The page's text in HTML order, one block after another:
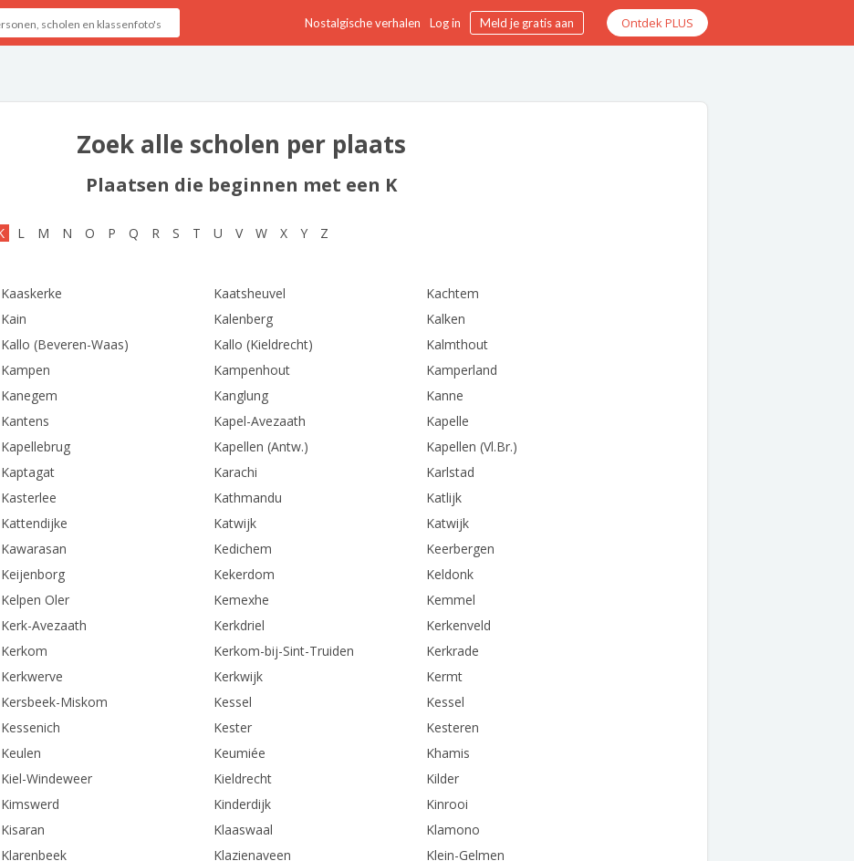
Nostalgische verhalen Log in Meld je gratis aan Ontdek PLUS
Zoek alle scholen per plaats
Plaatsen die beginnen met een K
L M N O P Q R S T U V W X Y
Z
Kaaskerke Kaatsheuvel
Kachtem
Kain Kalenberg
Kalken
Kallo (Beveren-Waas) Kallo (Kieldrecht)
Kalmthout
Kampen Kampenhout
Kamperland
Kanegem Kanglung
Kanne
Kantens Kapel-Avezaath
Kapelle
Kapellebrug Kapellen (Antw.)
Kapellen (Vl.Br.)
Kaptagat Karachi
Karlstad
Kasterlee Kathmandu
Katlijk
Kattendijke Katwijk
Katwijk
Kawarasan Kedichem
Keerbergen
Keijenborg Kekerdom
Keldonk
Kelpen Oler Kemexhe
Kemmel
Kerk-Avezaath Kerkdriel
Kerkenveld
Kerkom Kerkom-bij-Sint-Truiden
Kerkrade
Kerkwerve Kerkwijk
Kermt
Kersbeek-Miskom Kessel
Kessel
Kessenich Kester
Kesteren
Keulen Keumiée
Khamis
Kiel-Windeweer Kieldrecht
Kilder
Kimswerd Kinderdijk
Kinrooi
Kisaran Klaaswaal
Klamono
Klarenbeek Klazienaveen
Klein-Gelmen